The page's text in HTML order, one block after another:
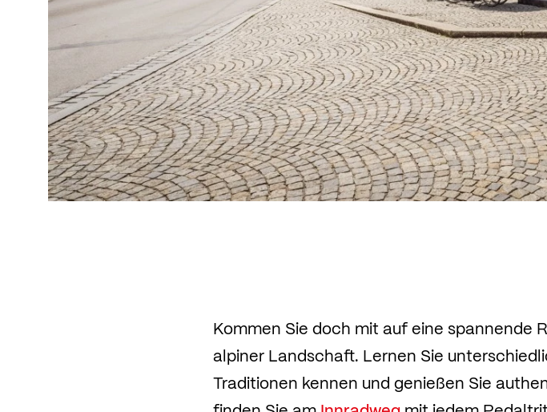
Kommen Sie doch mit auf eine spannende
alpiner Landschaft. Lernen Sie
Traditionen kennen und genießen Sie